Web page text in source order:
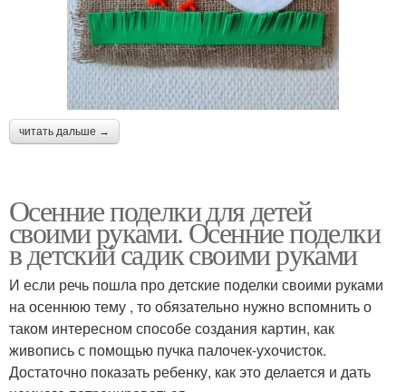
читать дальше →
Осенние поделки для детей
своими руками. Осенние поделки
в детский садик своими руками
И если речь пошла про детские поделки своими руками
на осеннюю тему , то обязательно нужно вспомнить о
таком интересном способе создания картин, как
живопись с помощью пучка палочек-ухочисток.
Достаточно показать ребенку, как это делается и дать